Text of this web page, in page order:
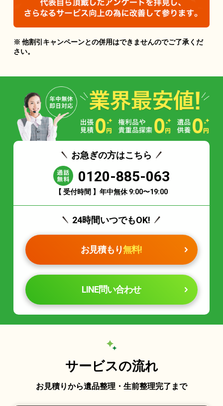
※ 他割引キャンペーンとの併用はできませんのでご了承くだ
さい。
お急ぎの方はこちら
0120-885-063
【 受付時間 】年中無休 9:00〜19:00
24時間いつでもOK!
お見積もり無料!
LINE問い合わせ
サービスの流れ
お見積りから遺品整理・生前整理完了まで